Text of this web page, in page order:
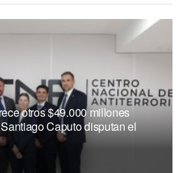
otros $49.000 millones
Caputo disputan el